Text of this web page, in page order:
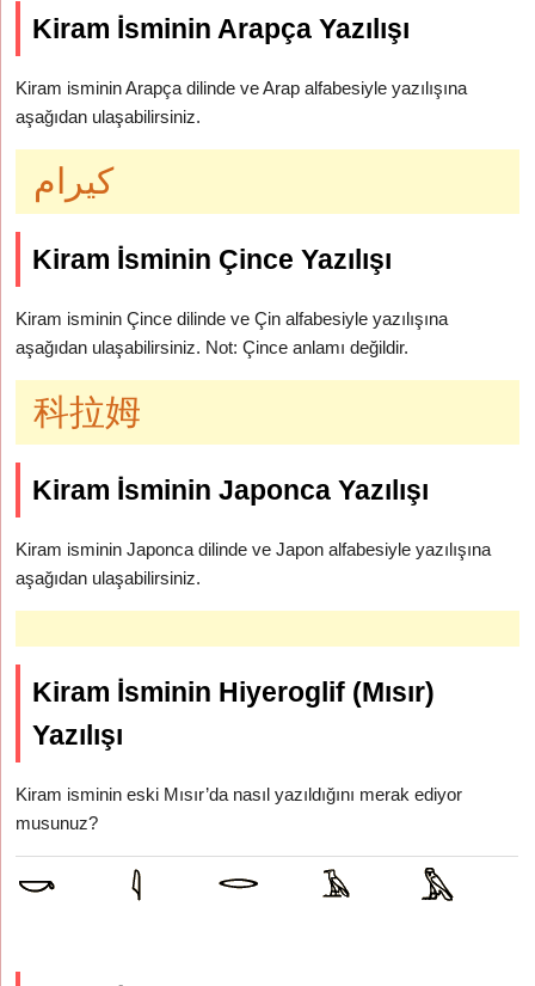
Kiram İsminin Arapça Yazılışı
Kiram isminin Arapça dilinde ve Arap alfabesiyle yazılışına
aşağıdan ulaşabilirsiniz.
كيرام
Kiram İsminin Çince Yazılışı
Kiram isminin Çince dilinde ve Çin alfabesiyle yazılışına
aşağıdan ulaşabilirsiniz. Not: Çince anlamı değildir.
科拉姆
Kiram İsminin Japonca Yazılışı
Kiram isminin Japonca dilinde ve Japon alfabesiyle yazılışına
aşağıdan ulaşabilirsiniz.
Kiram İsminin Hiyeroglif (Mısır)
Yazılışı
Kiram isminin eski Mısır’da nasıl yazıldığını merak ediyor
musunuz?